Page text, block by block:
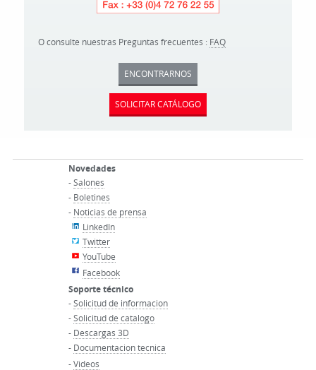
O consulte nuestras Preguntas frecuentes : FAQ
ENCONTRARNOS
SOLICITAR CATÁLOGO
Novedades
-Salones
- Boletines
- Noticias de prensa
LinkedIn
Twitter
YouTube
Facebook
Soporte técnico
-Solicitud de informacion
-Solicitud de catalogo
- Descargas 3D
- Documentacion tecnica
-Videos